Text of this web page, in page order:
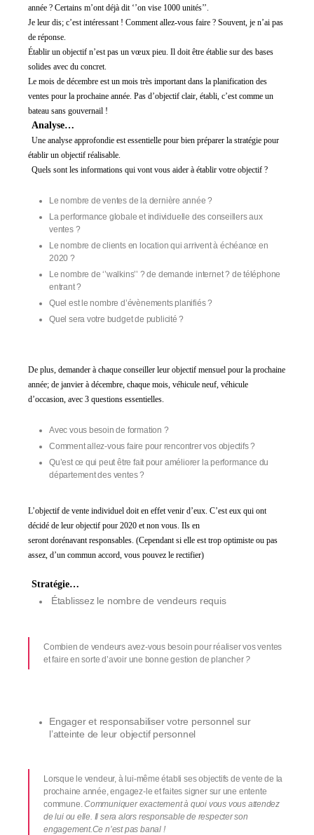
année ? Certains m’ont déjà dit ‘’on vise 1000 unités’’.
Je leur dis; c’est intéressant ! Comment allez-vous faire ? Souvent, je n’ai pas
de réponse.
Établir un objectif n’est pas un vœux pieu. Il doit être établie sur des bases
solides avec du concret.
Le mois de décembre est un mois très important dans la planification des
ventes pour la prochaine année. Pas d’objectif clair, établi, c’est comme un
bateau sans gouvernail !
Analyse…
Une analyse approfondie est essentielle pour bien préparer la stratégie pour
établir un objectif réalisable.
Quels sont les informations qui vont vous aider à établir votre objectif ?
Le nombre de ventes de la dernière année ?
La performance globale et individuelle des conseillers aux
ventes ?
Le nombre de clients en location qui arrivent à échéance en
2020 ?
Le nombre de ‘’walkins’’ ? de demande internet ? de téléphone
entrant ?
Quel est le nombre d’évènements planifiés ?
Quel sera votre budget de publicité ?
De plus, demander à chaque conseiller leur objectif mensuel pour la prochaine
année; de janvier à décembre, chaque mois, véhicule neuf, véhicule
d’occasion, avec 3 questions essentielles.
Avec vous besoin de formation ?
Comment allez-vous faire pour rencontrer vos objectifs ?
Qu’est ce qui peut être fait pour améliorer la performance du
département des ventes ?
L’objectif de vente individuel doit en effet venir d’eux. C’est eux qui ont
décidé de leur objectif pour 2020 et non vous. Ils en
seront dorénavant responsables. (Cependant si elle est trop optimiste ou pas
assez, d’un commun accord, vous pouvez le rectifier)
Stratégie…
Établissez le nombre de vendeurs requis
Combien de vendeurs avez-vous besoin pour réaliser vos ventes
et faire en sorte d’avoir une bonne gestion de plancher ?
Engager et responsabiliser votre personnel sur
l’atteinte de leur objectif personnel
Lorsque le vendeur, à lui-même établi ses objectifs de vente de la
prochaine année, engagez-le et faites signer sur une entente
commune.Communiquer exactement à quoi vous vous attendez
de lui ou elle. Il sera alors responsablede respecter son
engagement.Ce n’est pas banal !